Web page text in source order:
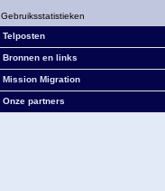
Gebruiksstatistieken
Telposten
Bronnen en links
Mission Migration
Onze partners